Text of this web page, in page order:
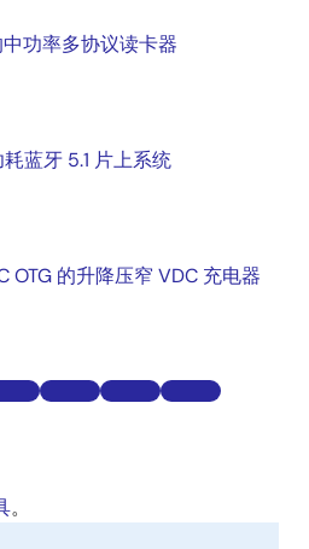
功率多协议读卡器
蓝牙 5.1 片上系统
OTG 的升降压窄 VDC 充电器
。